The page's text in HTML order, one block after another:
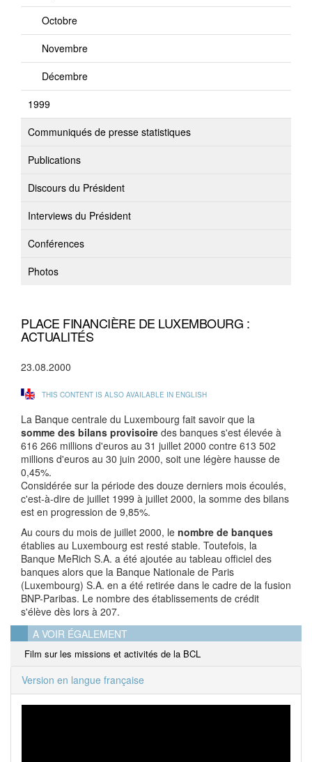
Octobre
Novembre
Décembre
1999
Communiqués de presse statistiques
Publications
Discours du Président
Interviews du Président
Conférences
Photos
PLACE FINANCIÈRE DE LUXEMBOURG :
ACTUALITÉS
23.08.2000
THIS CONTENT IS ALSO AVAILABLE IN ENGLISH
La Banque centrale du Luxembourg fait savoir que la
somme des bilans provisoire des banques s'est élevée à
616 266 millions d'euros au 31 juillet 2000 contre 613 502
millions d'euros au 30 juin 2000, soit une légère hausse de
0,45%.
Considérée sur la période des douze derniers mois écoulés,
c'est-à-dire de juillet 1999 à juillet 2000, la somme des bilans
est en progression de 9,85%.
Au cours du mois de juillet 2000, le nombre de banques
établies au Luxembourg est resté stable. Toutefois, la
Banque MeRich S.A. a été ajoutée au tableau officiel des
banques alors que la Banque Nationale de Paris
(Luxembourg) S.A. en a été retirée dans le cadre de la fusion
BNP-Paribas. Le nombre des établissements de crédit
s'élève dès lors à 207.
A VOIR ÉGALEMENT
Film sur les missions et activités de la BCL
Version en langue française